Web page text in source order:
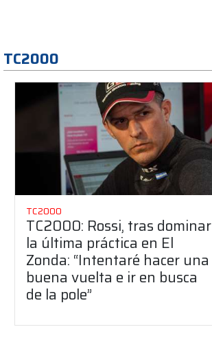
TC2000
TC2000
TC2000: Rossi, tras dominar
la última práctica en El
Zonda: “Intentaré hacer una
buena vuelta e ir en busca
de la pole”